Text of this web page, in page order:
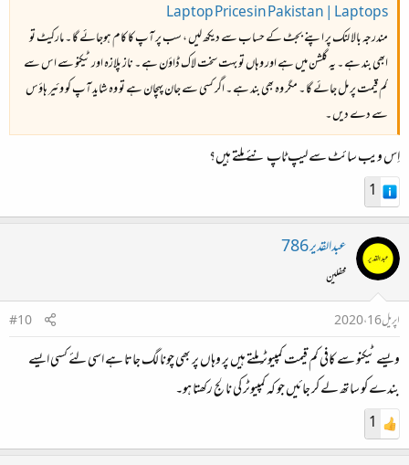
Laptop Prices in Pakistan | Laptops
مندرجہ بالا لنک پر اپنے بجٹ کے حساب سے دیکھ لیں ، سب پر آپ کا کام ہوجائے گا ۔ مارکیٹ تو
ابھی بند ہے ۔ یہ گلشن میں ہے اور وہاں تو بہت سخت لاک ڈاؤن ہے ۔ ناز پلازہ اور ٹیکنو سے اس سے
کم قیمت پر مل جائے گا ۔ مگر وہ بھی بند ہے ۔ اگر کسی سے جان پہچان ہے تو وہ شاید آپ کو وئیر ہاؤس
سے دے دیں ۔
اِس ویب سائٹ سے لیپ ٹاپ نئے ملتے ہیں؟
1
عبدالقدیر 786
محفلین
اپریل 16، 2020
#10
ویسے ٹیکنو سے کافی کم قیمت کمپیوٹر ملتے ہیں پر وہاں پر بھی چونا لگ جاتا ہے اسی لئے کسی ایسے
بندے کو ساتھ لے کر جائیں جو کہ کمپیوٹر کی نالج رکھتا ہو۔
1